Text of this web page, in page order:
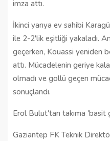
imza attı.
İkinci yarıya ev sahibi
ile 2-2'lik eşitliği yakaladı.
geçerken, Kouassi yeniden
attı. Mücadelenin geriye
olmadı ve gollü geçen
sonuçlandı.
Erol Bulut'tan takıma 'basit
Gaziantep FK Teknik